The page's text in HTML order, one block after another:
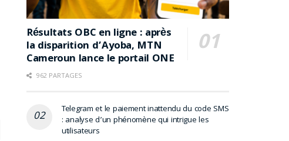
Résultats OBC en ligne : après
la disparition d’Ayoba, MTN
Cameroun lance le portail ONE
962 PARTAGES
Telegram et le paiement inattendu du code SMS
: analyse d’un phénomène qui intrigue les
utilisateurs